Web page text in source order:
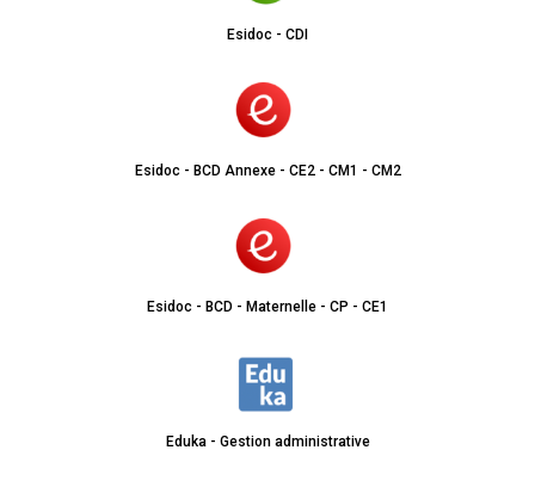
Esidoc - CDI
Esidoc - BCD Annexe - CE2 - CM1 - CM2
Esidoc - BCD - Maternelle - CP - CE1
Eduka - Gestion administrative